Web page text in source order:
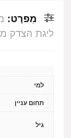
מִפרָט:
ליגת הצדק
למי
תחום עניין
גיל